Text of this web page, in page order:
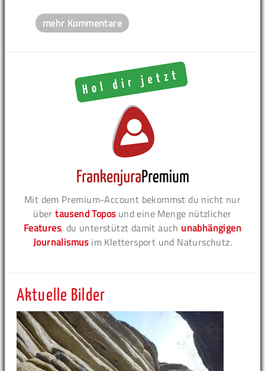
mehr Kommentare
Mit dem Premium-Account bekommst du nicht nur
übertausend Toposund eine Menge nützlicher
Features, du unterstützt damit auch unabhängigen
Journalismusim Klettersport und Naturschutz.
Aktuelle Bilder